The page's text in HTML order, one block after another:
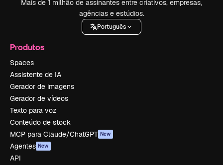
Mais de 1 milhão de assinantes entre criativos, empresas,
agências e estúdios.
Português
Produtos
Spaces
Assistente de IA
Gerador de imagens
Gerador de vídeos
Texto para voz
Conteúdo de stock
MCP para Claude/ChatGPT New
Agentes New
API